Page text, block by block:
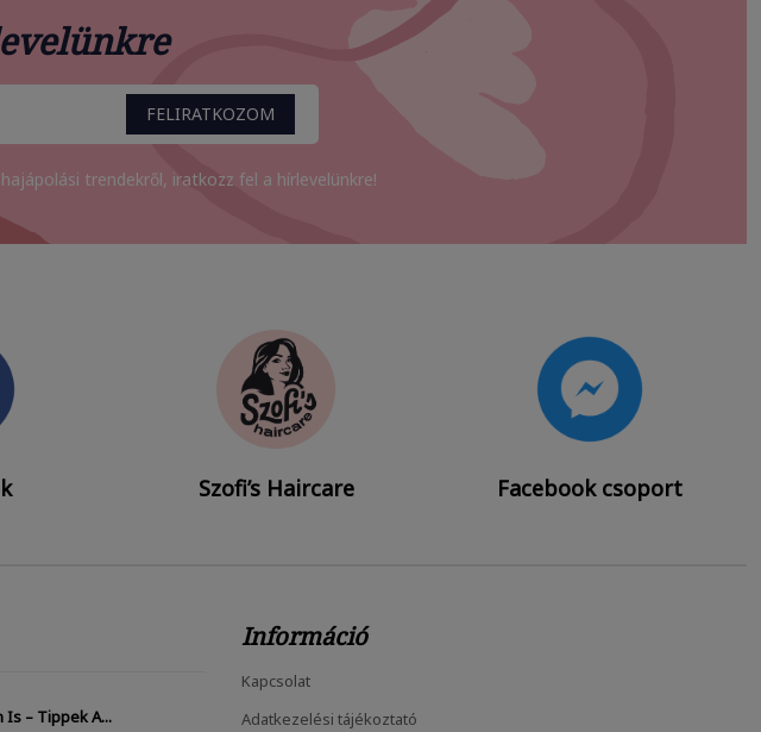
FELIRATKOZOM
trendekről, iratkozz fel a hírlevelünkre!
Szofi’s Haircare Facebook csoport
Is – Tippek A...
Hajnövesztő Kihívás: 10 Hét, Amiben...
Információ
Kapcsolat
Adatkezelési tájékoztató